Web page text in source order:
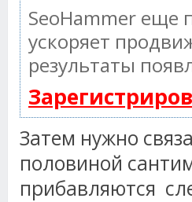
SeoHammer еще
ускоряет
результаты
Затем нужно
половиной
прибавляются